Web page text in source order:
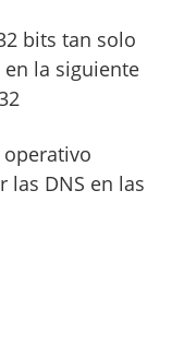
bits tan solo
la siguiente
las DNS en las